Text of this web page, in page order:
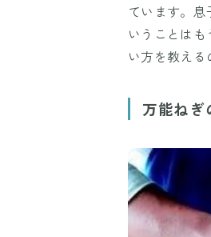
ています。
いうことは
い方を教える
万能ねぎ